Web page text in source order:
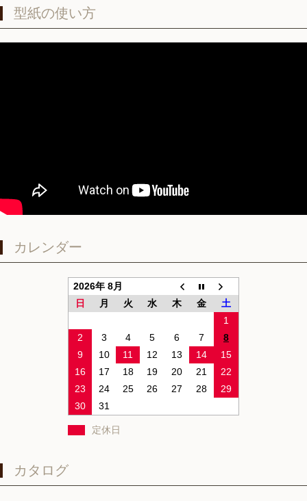
型紙の使い方
カレンダー
2026年 8月
日
月 火 水 木 金
土
1
2
3 4 5 6 7
8
9
10 11 12 13 14
15
16
17 18 19 20 21
22
23
24 25 26 27 28
29
30
31
定休日
カタログ